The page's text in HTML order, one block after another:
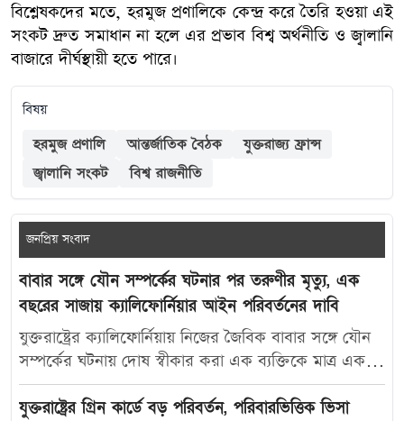
বিশ্লেষকদের মতে, হরমুজ প্রণালিকে কেন্দ্র করে তৈরি হওয়া এই
সংকট দ্রুত সমাধান না হলে এর প্রভাব বিশ্ব অর্থনীতি ও জ্বালানি
বাজারে দীর্ঘস্থায়ী হতে পারে।
বিষয়
হরমুজ প্রণালি আন্তর্জাতিক বৈঠক
যুক্তরাজ্য ফ্রান্স
জ্বালানি সংকট
বিশ্ব রাজনীতি
জনপ্রিয় সংবাদ
বাবার সঙ্গে যৌন সম্পর্কের ঘটনার পর তরুণীর মৃত্যু, এক
বছরের সাজায় ক্যালিফোর্নিয়ার আইন পরিবর্তনের দাবি
যুক্তরাষ্ট্রের ক্যালিফোর্নিয়ায় নিজের জৈবিক বাবার সঙ্গে যৌন
সম্পর্কের ঘটনায় দোষ স্বীকার করা এক ব্যক্তিকে মাত্র এক
বছরের কারাদণ্ড দেওয়ায় নতুন করে বিতর্ক তৈরি হয়েছে।
আদালতের এই রায়ে অসন্তোষ প্রকাশ করে ভুক্তভোগী
যুক্তরাষ্ট্রের গ্রিন কার্ডে বড় পরিবর্তন, পরিবারভিত্তিক ভিসা